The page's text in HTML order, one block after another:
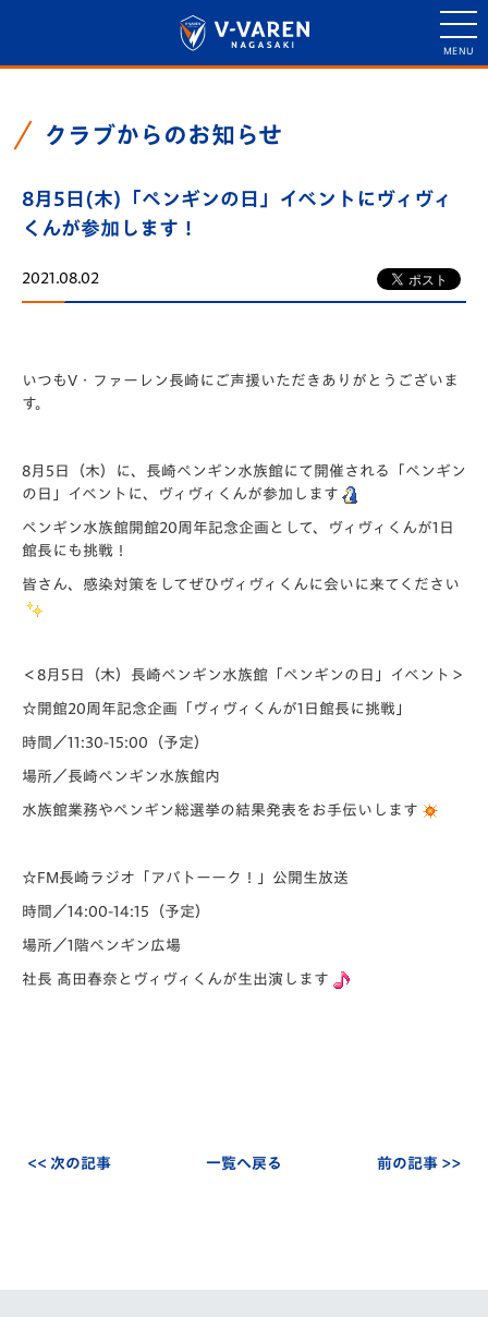
クラブからのお知らせ
8月5日(木)「ペンギンの日」イベントにヴィヴィ
くんが参加します！
2021.08.02
いつもV・ファーレン長崎にご声援いただきありがとうございま
す。
8月5日（木）に、長崎ペンギン水族館にて開催される「ペンギン
の日」イベントに、ヴィヴィくんが参加します
ペンギン水族館開館20周年記念企画として、ヴィヴィくんが1日
館長にも挑戦！
皆さん、感染対策をしてぜひヴィヴィくんに会いに来てください
＜8月5日（木）長崎ペンギン水族館「ペンギンの日」イベント＞
☆開館20周年記念企画「ヴィヴィくんが1日館長に挑戦」
時間／11:30-15:00（予定）
場所／長崎ペンギン水族館内
水族館業務やペンギン総選挙の結果発表をお手伝いします
☆FM長崎ラジオ「アバトーーク！」公開生放送
時間／14:00-14:15（予定）
場所／1階ペンギン広場
社長 髙田春奈とヴィヴィくんが生出演します
<< 次の記事 一覧へ戻る 前の記事 >>